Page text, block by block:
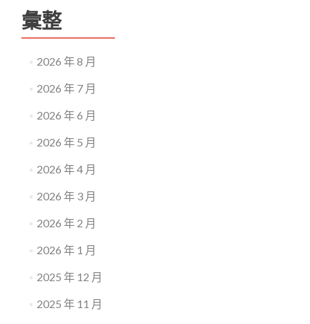
彙整
2026 年 8 月
2026 年 7 月
2026 年 6 月
2026 年 5 月
2026 年 4 月
2026 年 3 月
2026 年 2 月
2026 年 1 月
2025 年 12 月
2025 年 11 月